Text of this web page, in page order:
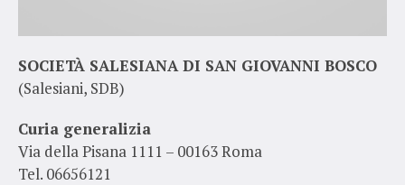
SOCIETÀ SALESIANA DI SAN GIOVANNI BOSCO
(Salesiani, SDB)
Curia generalizia
Via della Pisana 1111 – 00163 Roma
Tel. 06656121